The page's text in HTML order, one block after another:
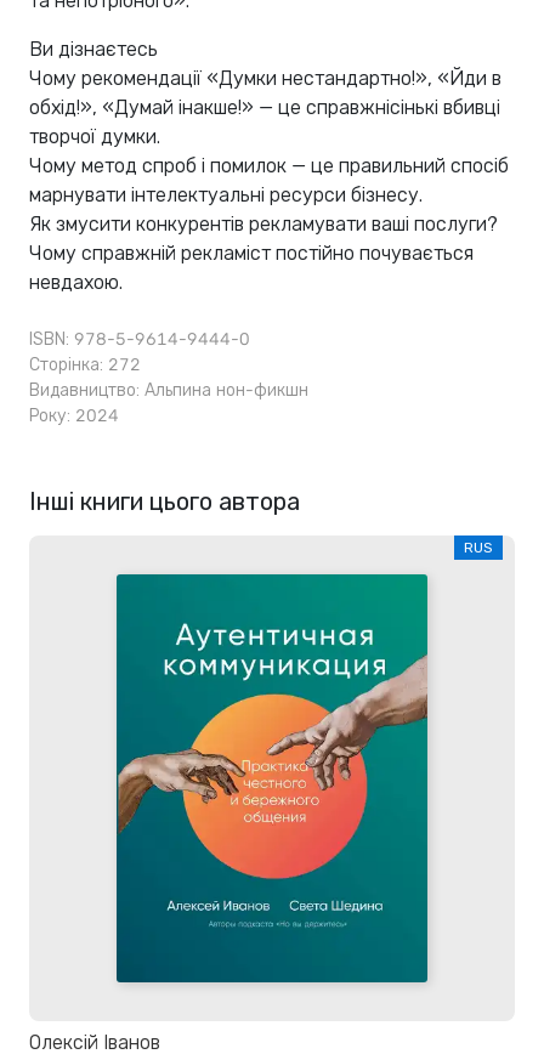
Ви дізнаєтесь
Чому рекомендації «Думки нестандартно!», «Йди в
обхід!», «Думай інакше!» — це справжнісінькі вбивці
творчої думки.
Чому метод спроб і помилок — це правильний спосіб
марнувати інтелектуальні ресурси бізнесу.
Як змусити конкурентів рекламувати ваші послуги?
Чому справжній рекламіст постійно почувається
невдахою.
ISBN: 978-5-9614-9444-0
Сторінка: 272
Видавництво: Альпина нон-фикшн
Року: 2024
Інші книги цього автора
RUS
Олексій Іванов